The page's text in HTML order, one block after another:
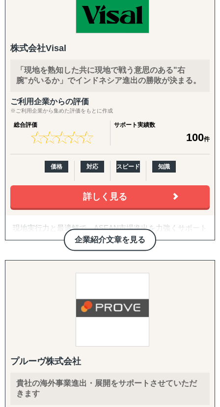
↳ 海外事業を貴社の海外事業担当者として伴走
『LocaForce（ロカフォース）海外販路開拓 現地支援サー
ビス』
『LocaResearch（ロカリサーチ）海外進出 市場調査サー
↳「どの国で売るか」から「誰に売るか」まで、意思決定
素材を収集する。
『セカイキョテン｜海外会社設立サポート』
↳ 現地法人・オフショア法人の設立、登記、銀行口座開設
までをワンストップで代行
↳ 就労ビザ・長期滞在ビザなど、進出・移住に必要なビザ
取得を現地連携でサポート
◆以下は個別施策として各専門家チームが対応します。
『市場把握TEAM』
目的：海外現地を理解し、事業の成功可能性を高める
↳ 現地視察の企画・アテンド
目的：海外現地で“売れる”ためのマーケティング活動を確
立する
↳ EC運用
↳ SNS運用
また、自社拠点を持たない国についても、現地パートナ
ー・提携専門家とのネットワークを通じて、世界どこでも
対応可能な体制を構築しています。
海外進出のご相談・市場調査から、現地法人設立、海外子
会社管理、クロスボーダーM&A、事業戦略再構築、撤退ま
で、国際ビジネスのすべてのフェーズをワンストップでサ
特に、会計・税務・法務・労務・人事の専門家を各国で内
製していることが、他のコンサルティングファームにはな
い強みです。
〈主要サービス〉
・販路開拓 現地企業マッチング(出島での小規模ニーズに
対応)
海外販路拡大、提携先・代理店のリストアップ、合弁パー
トナー探しを単発でもお請けします。
い国も提携専門家経由で対応。「まず1〜2社、現地候補と
面談したい」というスポットご相談から承ります。
・スモールスタート対応(月額8万円〜のGEO/EOR)
まずは現地法人を作らずに人だけ採用したい、テストマー
歩を、低リスク・低コストで踏み出していただけます。
取得、株主税務番号(PAN等)取得、銀行口座開設、進出後
の継続サポート、撤退・閉鎖まで一気通貫で対応します。
・クロスボーダーM&A(海外M&A)
海外企業の買収・売却によるスピード進出・スピード撤退
株式会社Visal
「現地を熟知した共に現地で戦う意思のある"右
腕"がいるか」でインドネシア進出の勝敗が決まる。
ご利用企業からの評価
※ご利用企業から集めた評価をもとに作成
総合評価
★★★★★
★★★★★
サポート実績数
100件
価格 対応 スピード 知識
詳しく見る
企業紹介文章を見る
現地実行力と最適解で、ASEAN市場進出を力強くサポート
する。
Visalはレポート提出だけではなく現地での実行、アドバイ
■サービス概要
株式会社Visalは、ASEAN地域、特にインドネシアを中心
としたビジネス展開を目指す企業に対し、現地調査、視
プルーヴ株式会社
貴社の海外事業進出・展開をサポートさせていただ
きます